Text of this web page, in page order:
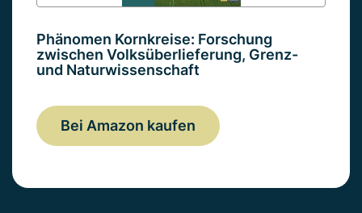
Phänomen Kornkreise: Forschung
zwischen Volksüberlieferung, Grenz-
und Naturwissenschaft
Bei Amazon kaufen